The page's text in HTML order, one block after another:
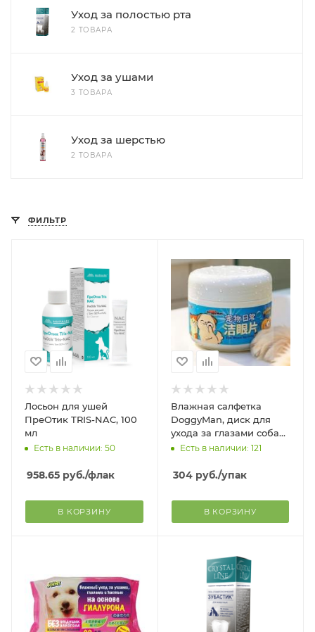
Уход за полостью рта
2 ТОВАРА
Уход за ушами
3 ТОВАРА
Уход за шерстью
2 ТОВАРА
ФИЛЬТР
Лосьон для ушей
ПреОтик TRIS-NAC, 100
мл
Есть в наличии: 50
958.65 руб./флак
В КОРЗИНУ
Влажная салфетка
DoggyMan, диск для
ухода за глазами собак
и кошек с экстрактом
Есть в наличии: 121
304руб./упак
В КОРЗИНУ